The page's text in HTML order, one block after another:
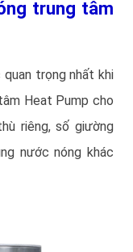
trung tâm
trọng nhất khi
Heat Pump cho
riêng, số giường
nước nóng khác